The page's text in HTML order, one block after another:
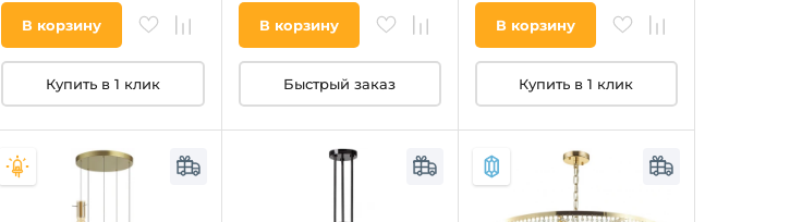
В корзину
Купить в 1 клик
В корзину
Быстрый заказ
В корзину
Купить в 1 клик